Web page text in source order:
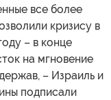
все более
кризису в
– в конце
на мгновение
– Израиль и
подписали